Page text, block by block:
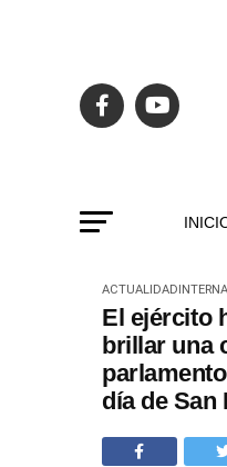
ACTUALIDAD
El ejército
brillar una
día de San